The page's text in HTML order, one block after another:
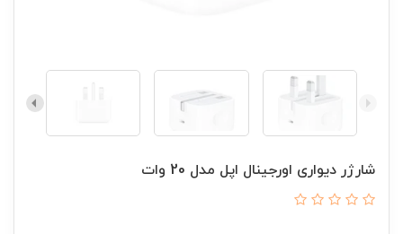
شارژر دیواری اورجینال اپل مدل 20 وات